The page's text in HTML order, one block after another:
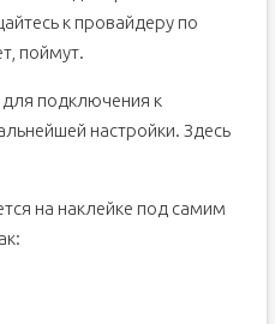
к провайдеру по
поймут.
подключения к
настройки. Здесь
на наклейке под самим